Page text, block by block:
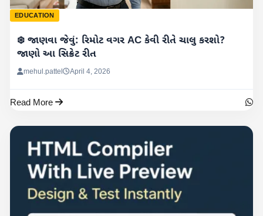
EDUCATION
❄️ જાણવા જેવું: રિમોટ વગર AC કેવી રીતે ચાલુ કરશો?
જાણો આ સિક્રેટ રીત
mehul.pattel April 4, 2026
Read More